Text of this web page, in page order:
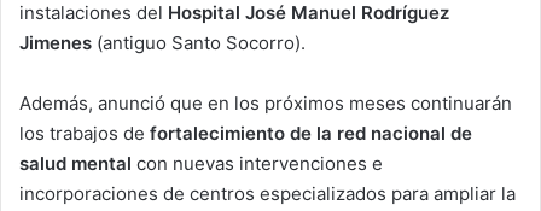
instalaciones del Hospital José Manuel Rodríguez
Jimenes (antiguo Santo Socorro).
Además, anunció que en los próximos meses continuarán
los trabajos de fortalecimiento de la red nacional de
salud mental con nuevas intervenciones e
incorporaciones de centros especializados para ampliar la